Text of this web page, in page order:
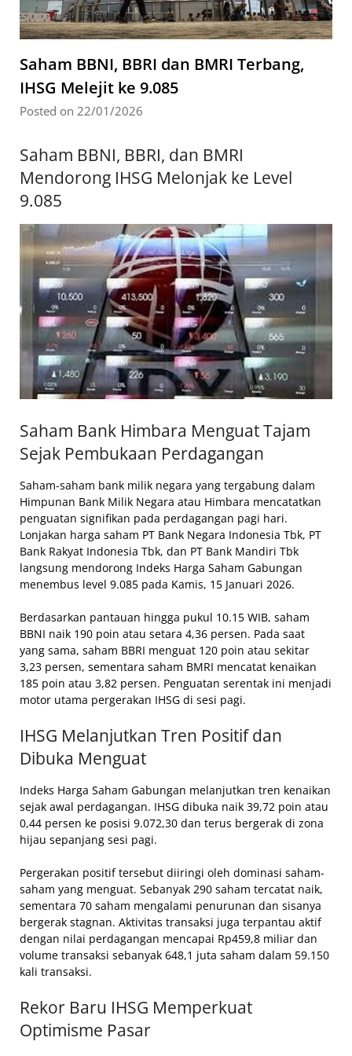
Saham BBNI, BBRI dan BMRI Terbang,
IHSG Melejit ke 9.085
Posted on 22/01/2026
Saham BBNI, BBRI, dan BMRI
Mendorong IHSG Melonjak ke Level
9.085
Saham Bank Himbara Menguat Tajam
Sejak Pembukaan Perdagangan
Saham-saham bank milik negara yang tergabung dalam
Himpunan Bank Milik Negara atau Himbara mencatatkan
penguatan signifikan pada perdagangan pagi hari.
Lonjakan harga saham PT Bank Negara Indonesia Tbk, PT
Bank Rakyat Indonesia Tbk, dan PT Bank Mandiri Tbk
langsung mendorong Indeks Harga Saham Gabungan
menembus level 9.085 pada Kamis, 15 Januari 2026.
Berdasarkan pantauan hingga pukul 10.15 WIB, saham
BBNI naik 190 poin atau setara 4,36 persen. Pada saat
yang sama, saham BBRI menguat 120 poin atau sekitar
3,23 persen, sementara saham BMRI mencatat kenaikan
185 poin atau 3,82 persen. Penguatan serentak ini menjadi
motor utama pergerakan IHSG di sesi pagi.
IHSG Melanjutkan Tren Positif dan
Dibuka Menguat
Indeks Harga Saham Gabungan melanjutkan tren kenaikan
sejak awal perdagangan. IHSG dibuka naik 39,72 poin atau
0,44 persen ke posisi 9.072,30 dan terus bergerak di zona
hijau sepanjang sesi pagi.
Pergerakan positif tersebut diiringi oleh dominasi saham-
saham yang menguat. Sebanyak 290 saham tercatat naik,
sementara 70 saham mengalami penurunan dan sisanya
bergerak stagnan. Aktivitas transaksi juga terpantau aktif
dengan nilai perdagangan mencapai Rp459,8 miliar dan
volume transaksi sebanyak 648,1 juta saham dalam 59.150
kali transaksi.
Rekor Baru IHSG Memperkuat
Optimisme Pasar